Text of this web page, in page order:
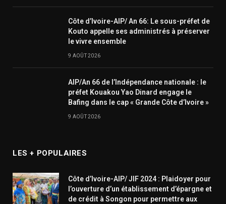
Côte d’Ivoire-AIP/ An 66: Le sous-préfet de
Kouto appelle ses administrés à préserver
le vivre ensemble
9 AOÛT 2026
AIP/An 66 de l’Indépendance nationale : le
préfet Kouakou Yao Dinard engage le
Bafing dans le cap « Grande Côte d’Ivoire »
9 AOÛT 2026
LES + POPULAIRES
Côte d’Ivoire-AIP/ JIF 2024 : Plaidoyer pour
l’ouverture d’un établissement d’épargne et
de crédit à Songon pour permettre aux